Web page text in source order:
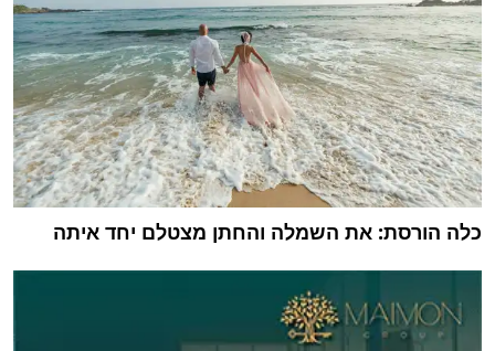
כלה הורסת: את השמלה והחתן מצטלם יחד איתה